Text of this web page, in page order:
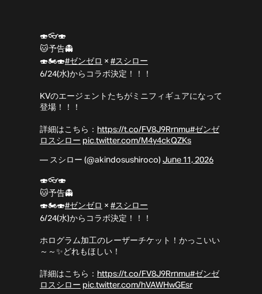
🍣👓🍣
🐱予告👻
🍣🏍🍣#ゼンゼロ × #スシロー
6/24(水)からコラボ決定！！！
KVのエージェントたちがミニフィギュアになって
登場！！！
詳細はこちら： https://t.co/FV8J9Rrnmu#ゼンゼ
ロスシロー pic.twitter.com/M4y4ckQZKs
— スシロー (@akindosushiroco) June 11, 2026
🍣👓🍣
🐱予告👻
🍣🏍🍣#ゼンゼロ × #スシロー
6/24(水)からコラボ決定！！！
ホログラム加工のレーザーチケット！かっこいい
～～✨どれもほしい！
詳細はこちら： https://t.co/FV8J9Rrnmu#ゼンゼ
ロスシロー pic.twitter.com/hVAWHwGEsr